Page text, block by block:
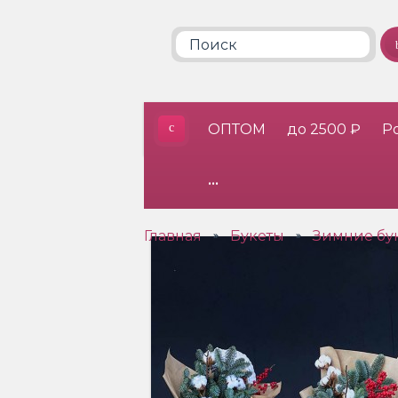
ОПТОМ до 2500 ₽
•••
Главная » Букеты » Зимние